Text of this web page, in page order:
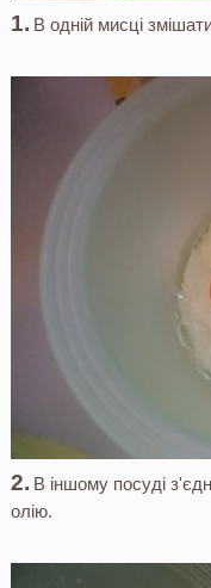
В одній мисці
В іншому посуді
олію.